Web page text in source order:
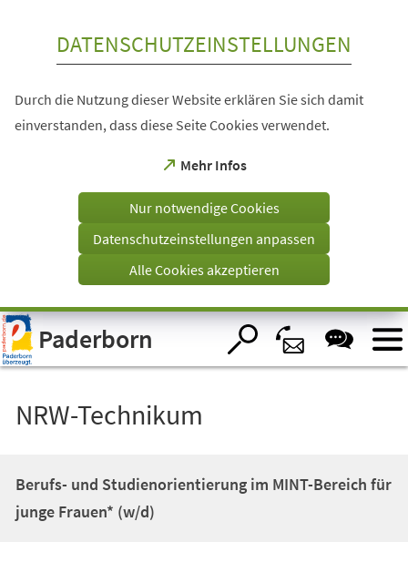
Visuelle
Assistenzsoftware
öffnen.
DATENSCHUTZEINSTELLUNGEN
Durch die Nutzung dieser Website erklären Sie sich damit
einverstanden, dass diese Seite Cookies verwendet.
Mehr Infos
(Öffnet
einem
Tab)
Nur notwendige Cookies
Datenschutzeinstellungen anpassen
Alle Cookies akzeptieren
Paderborn
NRW-Technikum
Berufs- und Studienorientierung im MINT-Bereich für
junge Frauen* (w/d)